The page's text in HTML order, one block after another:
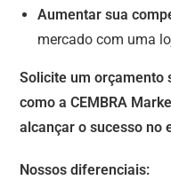
Aumentar sua
mercado com uma
Solicite um orçamento
como a CEMBRA
alcançar o sucesso no
Nossos diferenciais: